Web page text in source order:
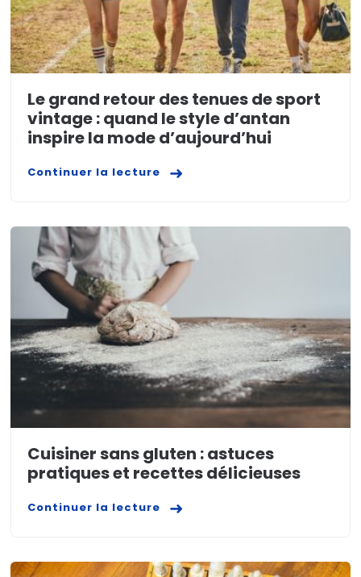
Le grand retour des tenues de sport
vintage : quand le style d’antan
inspire la mode d’aujourd’hui
Continuer la lecture
Cuisiner sans gluten : astuces
pratiques et recettes délicieuses
Continuer la lecture